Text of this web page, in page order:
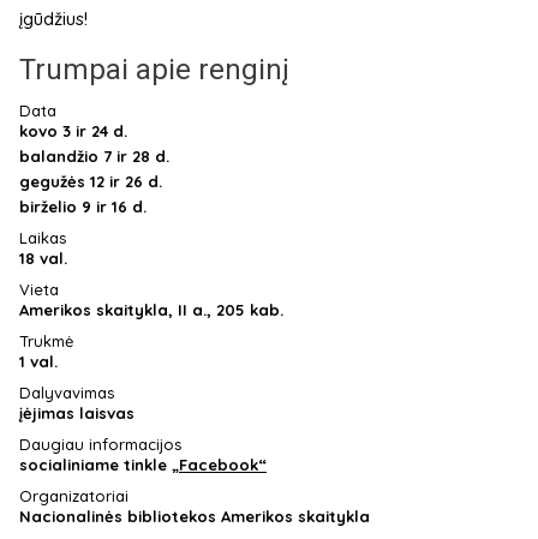
įgūdžius!
Trumpai apie renginį
Data
kovo 3 ir 24 d.
balandžio 7 ir 28 d.
gegužės 12 ir 26 d.
birželio 9 ir 16 d.
Laikas
18 val.
Vieta
Amerikos skaitykla, II a., 205 kab.
Trukmė
1 val.
Dalyvavimas
įėjimas laisvas
Daugiau informacijos
socialiniame tinkle „Facebook“
Organizatoriai
Nacionalinės bibliotekos Amerikos skaitykla